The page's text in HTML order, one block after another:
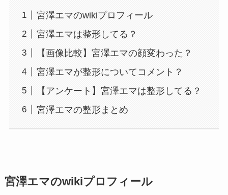
宮澤エマのwikiプロフィール
宮澤エマは整形してる？
【画像比較】宮澤エマの顔変わった？
宮澤エマが整形についてコメント？
【アンケート】宮澤エマは整形してる？
宮澤エマの整形まとめ
宮澤エマのwikiプロフィール